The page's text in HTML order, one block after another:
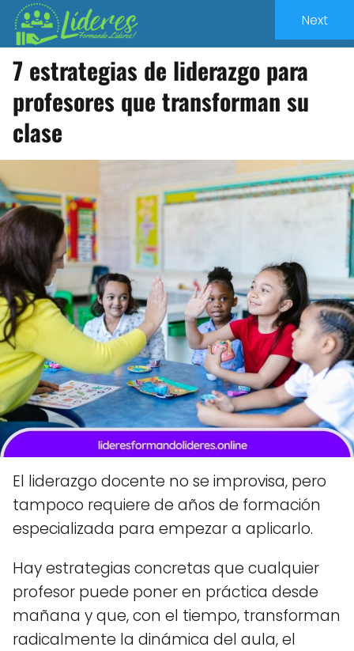
7 estrategias de liderazgo para
profesores que transforman su
clase
El liderazgo docente no se improvisa, pero
tampoco requiere de años de formación
especializada para empezar a aplicarlo.
Hay estrategias concretas que cualquier
profesor puede poner en práctica desde
mañana y que, con el tiempo, transforman
radicalmente la dinámica del aula, el
Next